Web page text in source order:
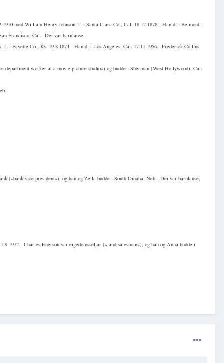
med William Henry Johnson, f. i Santa Clara Co., Cal. 18.12.1878. Han d. i Belmont,
Francisco, Cal. Dei var barnlause.
f. i Fayette Co., Ky. 19.8.1874. Han d. i Los Angeles, Cal. 17.11.1956. Frederick Collins
department worker at a movie picture studio») og budde i Sherman (West Hollywood), Cal.
(«bank vice president»), og han og Zella budde i South Omaha, Neb. Dei var barnlause,
Charles Enerson var eigedomsseljar («land salesman»), og han og Anna budde i